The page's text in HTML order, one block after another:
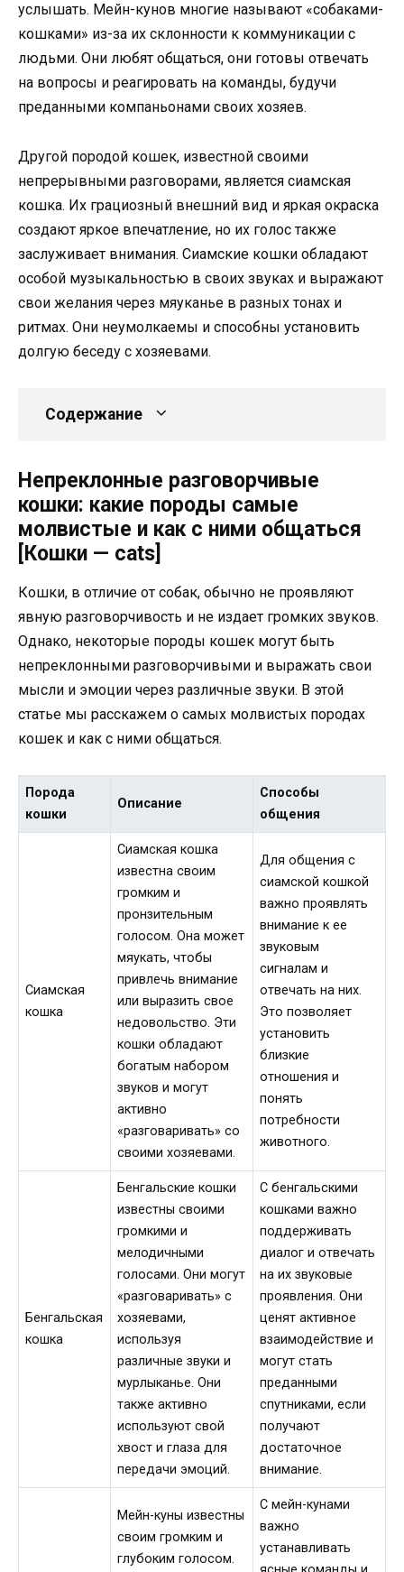
услышать. Мейн-кунов многие называют «собаками-
кошками» из-за их склонности к коммуникации с
людьми. Они любят общаться, они готовы отвечать
на вопросы и реагировать на команды, будучи
преданными компаньонами своих хозяев.
Другой породой кошек, известной своими
непрерывными разговорами, является сиамская
кошка. Их грациозный внешний вид и яркая окраска
создают яркое впечатление, но их голос также
заслуживает внимания. Сиамские кошки обладают
особой музыкальностью в своих звуках и выражают
свои желания через мяуканье в разных тонах и
ритмах. Они неумолкаемы и способны установить
долгую беседу с хозяевами.
Содержание
Непреклонные разговорчивые
кошки: какие породы самые
молвистые и как с ними общаться
[Кошки — cats]
Кошки, в отличие от собак, обычно не проявляют
явную разговорчивость и не издает громких звуков.
Однако, некоторые породы кошек могут быть
непреклонными разговорчивыми и выражать свои
мысли и эмоции через различные звуки. В этой
статье мы расскажем о самых молвистых породах
кошек и как с ними общаться.
Порода
кошки
Описание
Способы
общения
Сиамская
кошка
Сиамская кошка
известна своим
громким и
пронзительным
голосом. Она может
мяукать, чтобы
привлечь внимание
или выразить свое
недовольство. Эти
кошки обладают
богатым набором
звуков и могут
активно
«разговаривать» со
своими хозяевами.
Для общения с
сиамской кошкой
важно проявлять
внимание к ее
звуковым
сигналам и
отвечать на них.
Это позволяет
установить
близкие
отношения и
понять
потребности
животного.
Бенгальская
кошка
Бенгальские кошки
известны своими
громкими и
мелодичными
голосами. Они могут
«разговаривать» с
хозяевами,
используя
различные звуки и
мурлыканье. Они
также активно
используют свой
хвост и глаза для
передачи эмоций.
С бенгальскими
кошками важно
поддерживать
диалог и отвечать
на их звуковые
проявления. Они
ценят активное
взаимодействие и
могут стать
преданными
спутниками, если
получают
достаточное
внимание.
Мейн-куны известны
своим громким и
глубоким голосом.
С мейн-кунами
важно
устанавливать